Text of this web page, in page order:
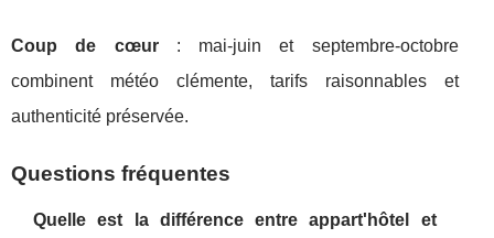
Coup de cœur: mai-juin et septembre-octobre
combinent météo clémente, tarifs raisonnables et
authenticité préservée.
Questions fréquentes
Quelle est la différence entre appart'hôtel et